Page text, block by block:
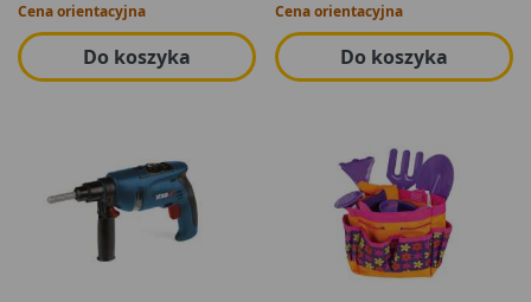
Cena orientacyjna
Do koszyka
Cena orientacyjna
Do koszyka